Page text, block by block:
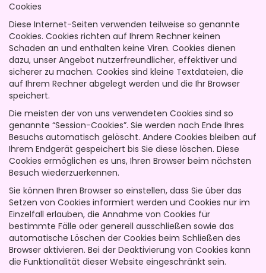
Cookies
Diese Internet-Seiten verwenden teilweise so genannte
Cookies. Cookies richten auf Ihrem Rechner keinen
Schaden an und enthalten keine Viren. Cookies dienen
dazu, unser Angebot nutzerfreundlicher, effektiver und
sicherer zu machen. Cookies sind kleine Textdateien, die
auf Ihrem Rechner abgelegt werden und die Ihr Browser
speichert.
Die meisten der von uns verwendeten Cookies sind so
genannte “Session-Cookies”. Sie werden nach Ende Ihres
Besuchs automatisch gelöscht. Andere Cookies bleiben auf
Ihrem Endgerät gespeichert bis Sie diese löschen. Diese
Cookies ermöglichen es uns, Ihren Browser beim nächsten
Besuch wiederzuerkennen.
Sie können Ihren Browser so einstellen, dass Sie über das
Setzen von Cookies informiert werden und Cookies nur im
Einzelfall erlauben, die Annahme von Cookies für
bestimmte Fälle oder generell ausschließen sowie das
automatische Löschen der Cookies beim Schließen des
Browser aktivieren. Bei der Deaktivierung von Cookies kann
die Funktionalität dieser Website eingeschränkt sein.